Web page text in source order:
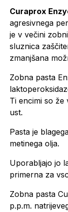
Curaprox
agresivnega
je v večini
sluznica
zmanjšana
Zobna pasta
Ti encimi so
ust.
Pasta je
metinega olja.
Uporabljajo jo
primerna za
Zobna pasta
p.p.m.